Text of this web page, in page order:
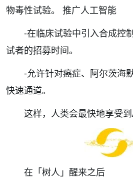
物毒性试验。 推广人工智能
-在临床试验中引入合成控
试者的招募时间。
-允许针对癌症、阿尔茨海
快速通道。
这样，人类会最快地享受到
在「树人」醒来之后